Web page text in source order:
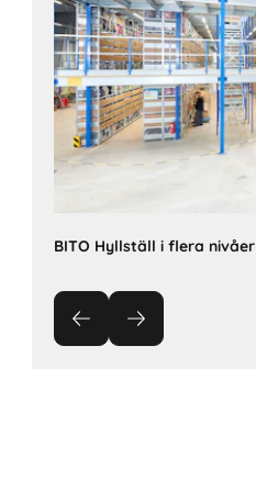
BITO Hyllställ i flera nivåer